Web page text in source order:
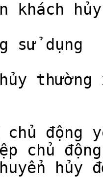
khách hủy
sử dụng
chủ động
chủ
hủy